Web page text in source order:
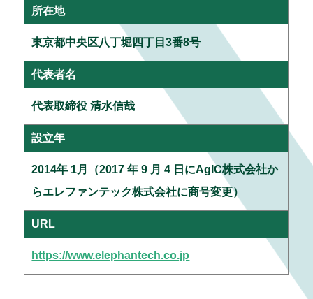
所在地
東京都中央区八丁堀四丁目3番8号
代表者名
代表取締役 清水信哉
設立年
2014年 1月（2017 年 9 月 4 日にAgIC株式会社か
らエレファンテック株式会社に商号変更）
URL
https://www.elephantech.co.jp